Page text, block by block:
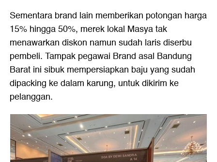
Sementara brand lain memberikan potongan harga
15% hingga 50%, merek lokal Masya tak
menawarkan diskon namun sudah laris diserbu
pembeli. Tampak pegawai Brand asal Bandung
Barat ini sibuk mempersiapkan baju yang sudah
dipacking ke dalam karung, untuk dikirim ke
pelanggan.